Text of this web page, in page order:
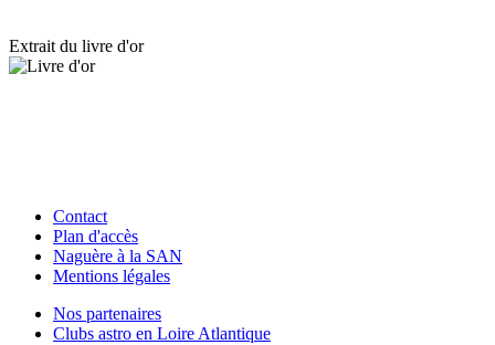
Extrait du livre d'or
Contact
Plan d'accès
Naguère à la SAN
Mentions légales
Nos partenaires
Clubs astro en Loire Atlantique